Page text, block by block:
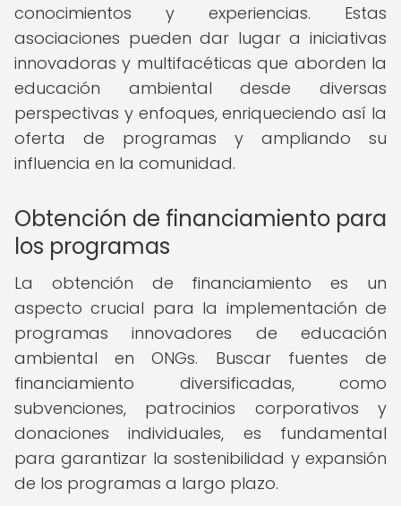
conocimientos y experiencias. Estas
asociaciones pueden dar lugar a iniciativas
innovadoras y multifacéticas que aborden la
educación ambiental desde diversas
perspectivas y enfoques, enriqueciendo así la
oferta de programas y ampliando su
influencia en la comunidad.
Obtención de financiamiento para
los programas
La obtención de financiamiento es un
aspecto crucial para la implementación de
programas innovadores de educación
ambiental en ONGs. Buscar fuentes de
financiamiento diversificadas, como
subvenciones, patrocinios corporativos y
donaciones individuales, es fundamental
para garantizar la sostenibilidad y expansión
de los programas a largo plazo.